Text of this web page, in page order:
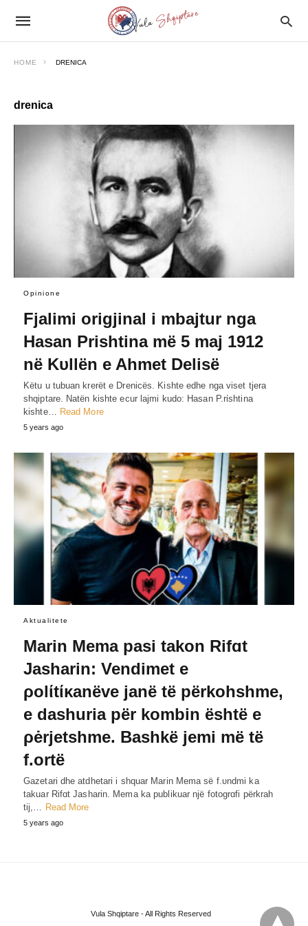
HOME DRENICA
drenica
Opinione
Fjalimi origjinal i mbajtur nga
Hasan Prishtina më 5 maj 1912
në Kυllën e Ahmet Delisë
Këtu u tubuan krerët e Drenicës. Kishte edhe nga viset tjera
shqiptare. Natën kishte ecur lajmi kudo: Hasan P.rίshtina
kishte… Read More
5 years ago
Aktualitete
Marin Mema pasi takon Rifɑt
Jasharin: Vendimet e
ρolίtίκanëve janë të përkohshme,
e dashuria për kombin është e
ρėrjetshme. Bashkë jemi më të
f.ortë
Gazetari dhe atdhetari i shquar Marin Mema së f.υndmi ka
takuar Rifɑt Jasharin. Mema ka publikuar një fotogrɑfi përkrah
tij,… Read More
5 years ago
Vula Shqiptare - All Rights Reserved